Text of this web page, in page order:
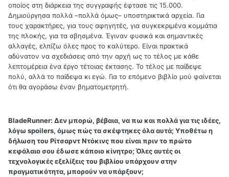
οποίος στη διάρκεια της συγγραφής έφτασε τις 15.000.
Δημιούργησα πολλά –πολλά όμως– υποστηρικτικά αρχεία. Για
τους χαρακτήρες, για τους αφηγητές, για συγκεκριμένα κομμάτια
της πλοκής, για τα σβησμένα. Έγιναν φυσικά και σημαντικές
αλλαγές, ελπίζω όλες προς το καλύτερο. Είναι πρακτικά
αδύνατον να σχεδιάσεις από την αρχή ως το τέλος με κάθε
λεπτομέρεια ένα έργο τέτοιας έκτασης. Το τέλος με παίδεψε
πολύ, αλλά το παίδεψα κι εγώ. Για το επόμενο βιβλίο μού φαίνεται
ότι θα αγοράσω έναν βηματομετρητή.
BladeRunner: Δεν μπορώ, βέβαια, να πω και πολλά για τις ιδέες,
λόγω spoilers, όμως πώς τα σκέφτηκες όλα αυτά; Υποθέτω η
δήλωση του Ρίτσαρντ Ντόκινς που είναι πριν το πρώτο
κεφάλαιο σου έδωσε κάποιο κίνητρο; Όλες αυτές οι
τεχνολογικές εξελίξεις του βιβλίου υπάρχουν στην
πραγματικότητα, μπορούν να υπάρξουν;